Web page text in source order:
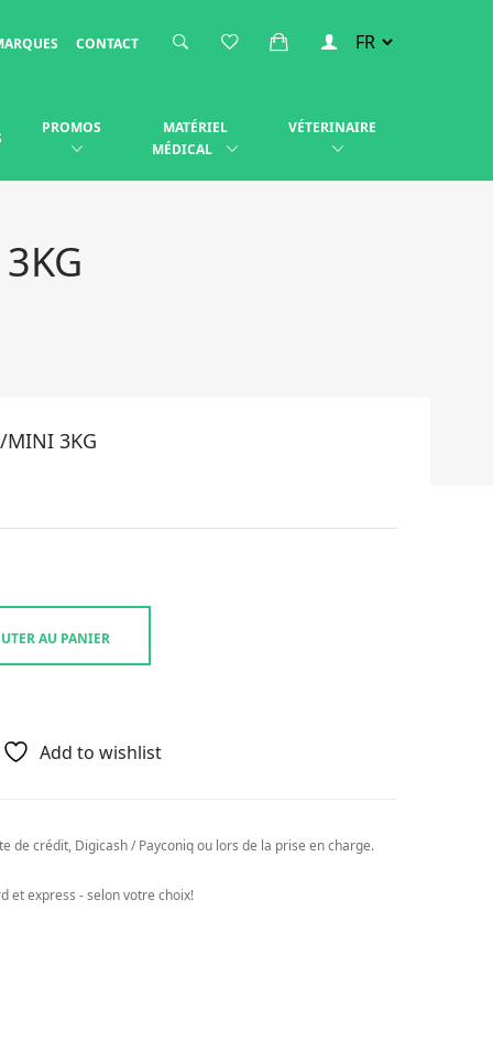
CONTACT
PROMOS
MATÉRIEL
MÉDICAL
VÉTERINAIRE
MINI 3KG
AU PANIER
Add to wishlist
de crédit, Digicash / Payconiq ou lors de la prise en charge.
et express - selon votre choix!